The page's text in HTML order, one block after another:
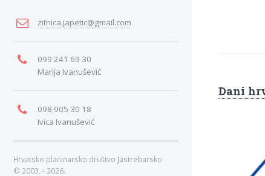
Dani
zitnica.japetic@gmail.com
099 241 69 30
Marija Ivanušević
098 905 30 18
Ivica Ivanušević
Hrvatsko planinarsko društvo Jastrebarsko
© 2003. - 2026.